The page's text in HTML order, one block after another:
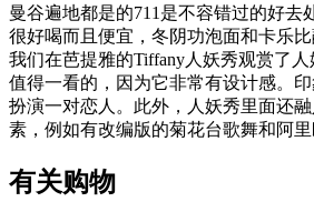
曼谷遍地都是的711是不容错过的好去
很好喝而且便宜，冬阴功泡面和卡乐比
我们在芭提雅的Tiffany人妖秀观赏了
值得一看的，因为它非常有设计感。
扮演一对恋人。此外，人妖秀里面还
素，例如有改编版的菊花台歌舞和阿里
有关购物